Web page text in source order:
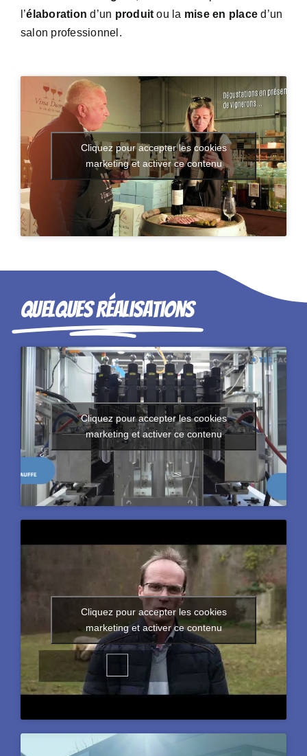
l’élaboration d’un produit ou la mise en place d’un
salon professionnel.
Cliquez pour accepter les cookies
marketing et activer ce contenu
Quelques réalisations
Cliquez pour accepter les cookies
marketing et activer ce contenu
Cliquez pour accepter les cookies
marketing et activer ce contenu